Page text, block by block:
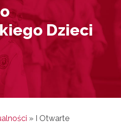
Dzieci
» I Otwarte